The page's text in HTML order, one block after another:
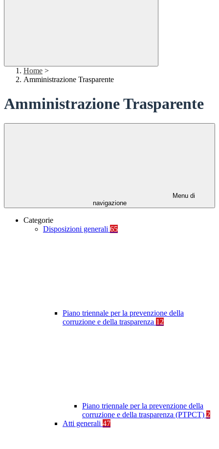
Home >
Amministrazione Trasparente
Amministrazione Trasparente
Menu di
navigazione
Categorie
Disposizioni generali 65
Piano triennale per la prevenzione della
corruzione e della trasparenza 12
Piano triennale per la prevenzione della
corruzione e della trasparenza (PTPCT) 2
Atti generali 47